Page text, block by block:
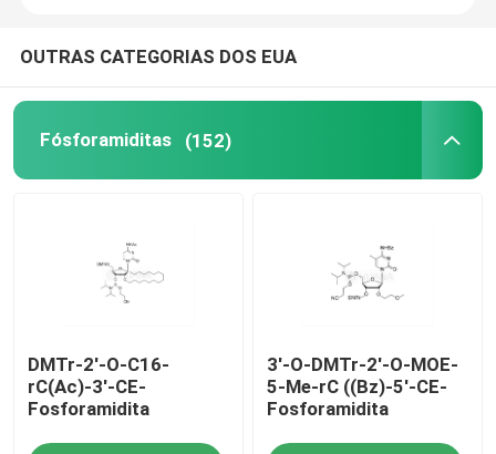
OUTRAS CATEGORIAS DOS EUA
Fósforamiditas (152)
DMTr-2'-O-C16-
rC(Ac)-3'-CE-
Fosforamidita
3'-O-DMTr-2'-O-MOE-
5-Me-rC ((Bz)-5'-CE-
Fosforamidita